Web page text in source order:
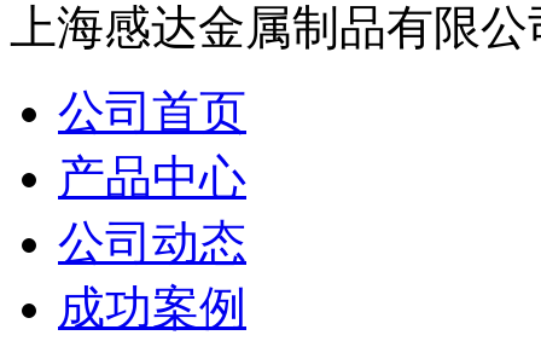
上海感达金属制品有限公
公司首页
产品中心
公司动态
成功案例